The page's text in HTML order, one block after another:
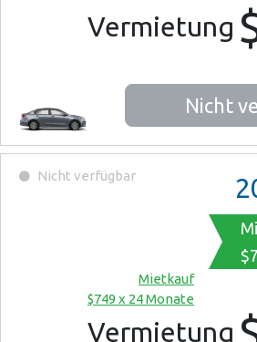
Vermietung
Nicht
Nicht verfügbar
Mietkauf
$749 x 24 Monate
Vermietung